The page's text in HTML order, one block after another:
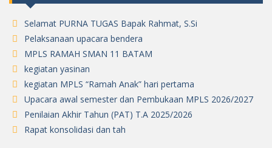
Selamat PURNA TUGAS Bapak Rahmat, S.Si
Pelaksanaan upacara bendera
MPLS RAMAH SMAN 11 BATAM
kegiatan yasinan
kegiatan MPLS “Ramah Anak” hari pertama
Upacara awal semester dan Pembukaan MPLS 2026/2027
Penilaian Akhir Tahun (PAT) T.A 2025/2026
Rapat konsolidasi dan tah